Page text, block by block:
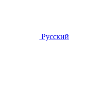
Русский